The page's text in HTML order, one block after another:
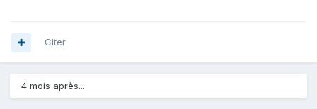
Citer
4 mois après...